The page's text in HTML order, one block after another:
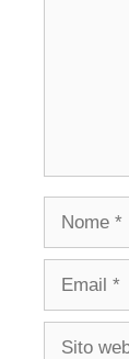
Nome
Email
Sito